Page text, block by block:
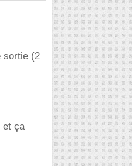
sortie (2
et ça